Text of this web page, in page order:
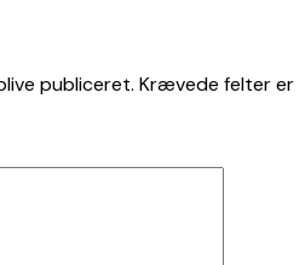
publiceret. Krævede felter er